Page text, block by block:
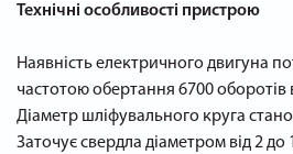
Технічні особливості пристрою
Наявність електричного двигуна
частотою обертання 6700 оборотів
Діаметр шліфувального круга
Заточує свердла діаметром від 2 до